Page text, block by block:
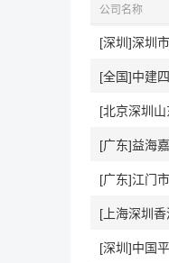
公司名称
[深圳]深圳
[全国]中建
[广东]益海
[广东]江门
[上海深圳
[深圳]中国